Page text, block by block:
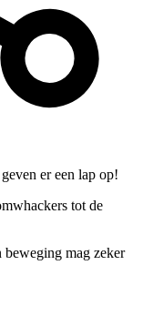
er een lap op!
tot de
beweging mag zeker